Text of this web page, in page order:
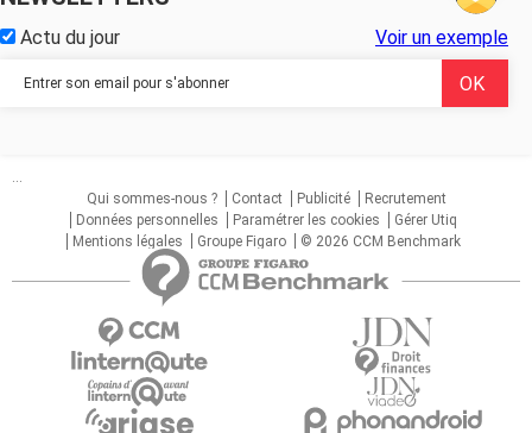
Actu du jour Voir un exemple
...
Qui sommes-nous ?
Contact Publicité
Recrutement
Données personnelles
Paramétrer les cookies
Gérer Utiq
Mentions légales
Groupe Figaro © 2026 CCM Benchmark